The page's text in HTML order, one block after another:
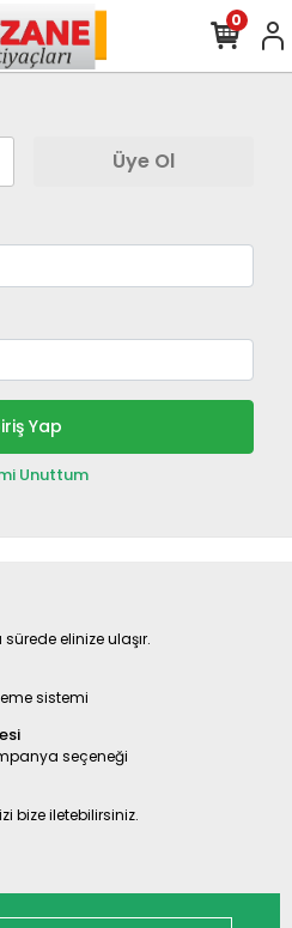
0
Üye Ol
Yap
Unuttum
elinize ulaşır.
sistemi
seçeneği
bize iletebilirsiniz.